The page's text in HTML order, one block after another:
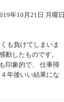
年10月21日 月曜日
も負けてしまいま
動したものです。
印象的で、 仕事帰
年後いい結果にな